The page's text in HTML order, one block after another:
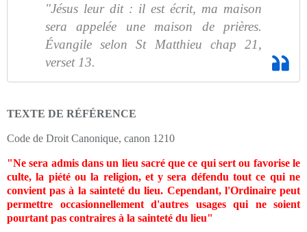
"Jésus leur dit : il est écrit, ma maison
sera appelée une maison de prières.
Évangile selon St Matthieu chap 21,
verset 13.
TEXTE DE RÉFÉRENCE
Code de Droit Canonique, canon 1210
"Ne sera admis dans un lieu sacré que ce qui sert ou favorise le
culte, la piété ou la religion, et y sera défendu tout ce qui ne
convient pas à la sainteté du lieu. Cependant, l'Ordinaire peut
permettre occasionnellement d'autres usages qui ne soient
pourtant pas contraires à la sainteté du lieu"